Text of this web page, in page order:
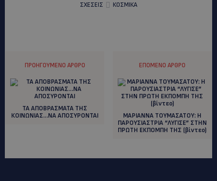
ΣΧΕΣΕΙΣ
ΚΟΣΜΙΚΑ
ΠΡΟΗΓΟΎΜΕΝΟ ΆΡΘΡΟ
ΤΑ ΑΠΟΒΡΑΣΜΑΤΑ ΤΗΣ
ΚΟΙΝΩΝΙΑΣ…ΝΑ ΑΠΟΣΥΡΟΝΤΑΙ
ΕΠΌΜΕΝΟ ΆΡΘΡΟ
ΜΑΡΙΑΝΝΑ ΤΟΥΜΑΣΑΤΟΥ: Η
ΠΑΡΟΥΣΙΑΣΤΡΙΑ “ΛΥΓΙΣΕ” ΣΤΗΝ
ΠΡΩΤΗ ΕΚΠΟΜΠΗ ΤΗΣ (βίντεο)